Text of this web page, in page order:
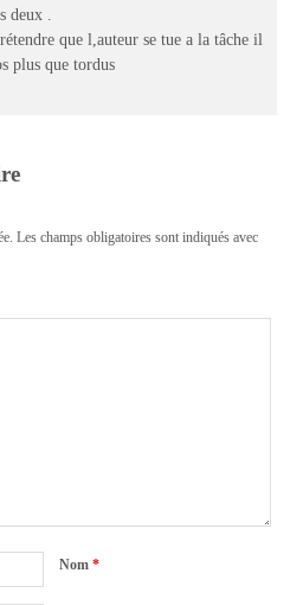
deux .
que l,auteur se tue a la tâche il
plus que tordus
Les champs obligatoires sont indiqués avec
Nom*